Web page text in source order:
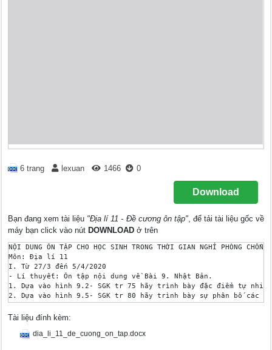
6 trang lexuan 1466 0
Download
Bạn đang xem tài liệu "Địa lí 11 - Đề cương ôn tập", để tải tài liệu gốc về
máy bạn click vào nút DOWNLOAD ở trên
NỘI DUNG ÔN TẬP CHO HỌC SINH TRONG THỜI GIAN NGHỈ PHÒNG
Môn: Địa lí 11
I. Từ 27/3 đến 5/4/2020
- Lí thuyết: Ôn tập nội dung về Bài 9. Nhật Bản.
1. Dựa vào hình 9.2- SGK tr 75 hãy trình bày đặc điểm tự nhiên
2. Dựa vào hình 9.5- SGK tr 80 hãy trình bày sự phân bố các
Câu 1: Năng suất lao động xã hội ở Nhật Bản cao là do người
B. Làm việc tích cực, tự giác, tinh thần trách nhiệm cao.
Tài liệu đính kèm:
dia_li_11_de_cuong_on_tap.docx